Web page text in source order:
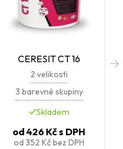
CERESIT CT 16
2 velikosti
3 barevné skupiny
Skladem
od426 Kčs DPH
od 352 Kčbez DPH